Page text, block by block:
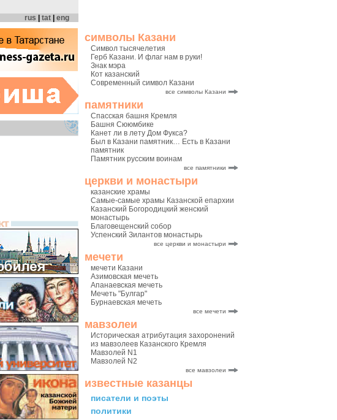
символы Казани
Символ тысячелетия
Герб Казани. И флаг нам в руки!
Знак мэра
Кот казанский
Современный символ Казани
все символы Казани
памятники
Спасская башня Кремля
Башня Сююмбике
Канет ли в лету Дом Фукса?
Был в Казани памятник… Есть в Казани
памятник
Памятник русским воинам
все памятники
церкви и монастыри
казанские храмы
Самые-самые храмы Казанской епархии
Казанский Богородицкий женский
монастырь
Благовещенский собор
Успенский Зилантов монастырь
все церкви и монастыри
мечети
мечети Казани
Азимовская мечеть
Апанаевская мечеть
Мечеть "Булгар"
Бурнаевская мечеть
все мечети
мавзолеи
Историческая атрибутация захоронений
из мавзолеев Казанского Кремля
Мавзолей N1
Мавзолей N2
все мавзолеи
известные казанцы
писатели и поэты
политики
rus tat eng